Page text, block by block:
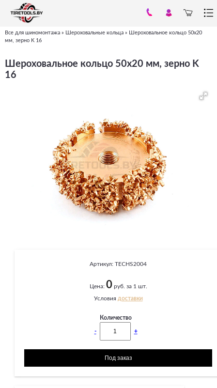
Вы
Все для шиномонтажа » Шероховальные кольца »
Шероховальное кольцо 50x20
мм, зерно K 16
Шероховальное кольцо 50x20 мм, зерно K
16
Артикул: TECHS2004
Цена: 0руб. за 1 шт.
Условия доставки
Количество
- +